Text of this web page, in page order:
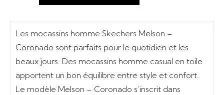
Les mocassins homme Skechers Melson –
Coronado sont parfaits pour le quotidien et les
beaux jours. Des mocassins homme casual en toile
apportent un bon équilibre entre style et confort.
Le modèle Melson – Coronado s’inscrit dans